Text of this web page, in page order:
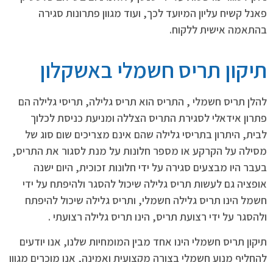
פאנל קשיח עליון המיועד לכך, ועוד מגוון פתרונות סגירה
בהתאמה אישית ללקוח.
תיקון תריס חשמלי באשקלון
להלן תריס חשמלי , התריס הוא תריס גלילה, תריסי גלילה הם
פתרון אידאלי לסגירת התריס הצללה ומניעת כניסת לכלוך
לבית, היתרון בתריסי גלילה שהם אינם מצריכים שום סוג של
מסילה על הקרקע או מספר חלונות על מנת לסגור את התריס,
בעבר היו מבצעים סגירה על ידי חלונות זכוכית, היום ישנה
אופציה גם לעשות תריס גלילה שיכול להסגר ולהיפתח על ידי
חשמל הינו תריס גלילה חשמלי, ותריס גלילה שיכול להיפתח
ולהסגר על ידי רצועת תריס, הינו תריס גלילה רצועתי .
תיקון תריס חשמלי הינו אחד מבין המומחיות שלנו, אנו יודעים
להחליף מנוע חשמלי בצורה מקצועית ואמינה, אנו מוכרים מגוון